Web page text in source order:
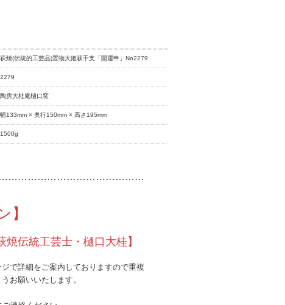
萩焼(伝統的工芸品)置物大姫萩干支「開運申」No2279
2279
陶房大桂庵樋口窯
幅133mm × 奥行150mm × 高さ195mm
1500g
】
伝統工芸士・樋口大桂】
で詳細をご案内しておりますので重複
お願いいたします。